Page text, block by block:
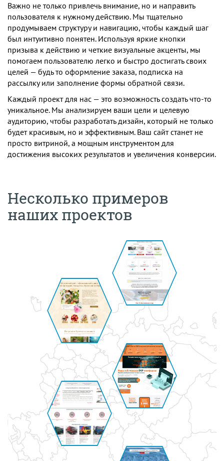
Важно не только привлечь внимание, но и направить
пользователя к нужному действию. Мы тщательно
продумываем структуру и навигацию, чтобы каждый шаг
был интуитивно понятен. Используя яркие кнопки
призыва к действию и четкие визуальные акценты, мы
помогаем пользователю легко и быстро достигать своих
целей — будь то оформление заказа, подписка на
рассылку или заполнение формы обратной связи.
Каждый проект для нас — это возможность создать что-то
уникальное. Мы анализируем ваши цели и целевую
аудиторию, чтобы разработать дизайн, который не только
будет красивым, но и эффективным. Ваш сайт станет не
просто витриной, а мощным инструментом для
достижения высоких результатов и увеличения конверсии.
Несколько примеров
наших проектов